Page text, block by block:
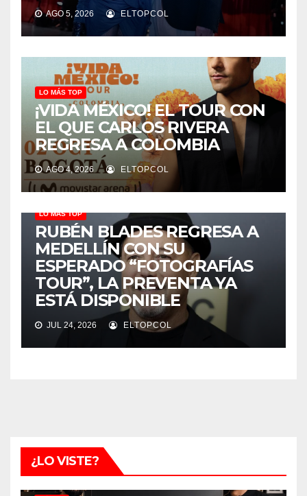
AGO 5, 2026 ELTOPCOL
LO MÁS TOP
¡VIDA MÉXICO! EL TOUR CON
EL QUE CARLOS RIVERA
REGRESA A COLOMBIA
AGO 4, 2026 ELTOPCOL
LO MÁS TOP
RUBÉN BLADES REGRESA A
MEDELLÍN CON SU
ESPERADO “FOTOGRAFÍAS
TOUR”, LA PREVENTA YA
ESTÁ DISPONIBLE
JUL 24, 2026 ELTOPCOL
¿LO VISTE?